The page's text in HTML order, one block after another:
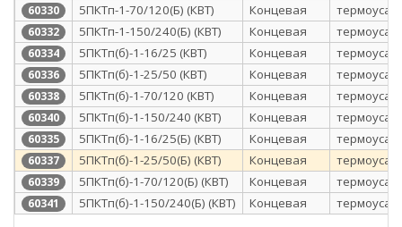
60330 5ПКТп-1-70/120(Б) (КВТ) Концевая
60332 5ПКТп-1-150/240(Б) (КВТ) Концевая
60334 5ПКТп(б)-1-16/25 (КВТ) Концевая
60336 5ПКТп(б)-1-25/50 (КВТ) Концевая
60338 5ПКТп(б)-1-70/120 (КВТ) Концевая
60340 5ПКТп(б)-1-150/240 (КВТ) Концевая
60335 5ПКТп(б)-1-16/25(Б) (КВТ) Концевая
60337 5ПКТп(б)-1-25/50(Б) (КВТ) Концевая
60339 5ПКТп(б)-1-70/120(Б) (КВТ) Концевая
60341 5ПКТп(б)-1-150/240(Б) (КВТ) Концевая